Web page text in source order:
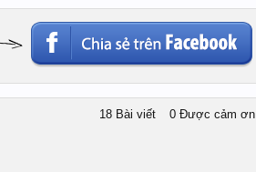
18 Bài viết 0 Được cảm ơn